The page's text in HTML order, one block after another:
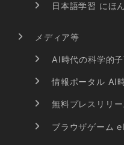
日本語学習 にほ
メディア等
AI時代の科学的
情報ポータル AI
無料プレスリリ
ブラウザゲーム